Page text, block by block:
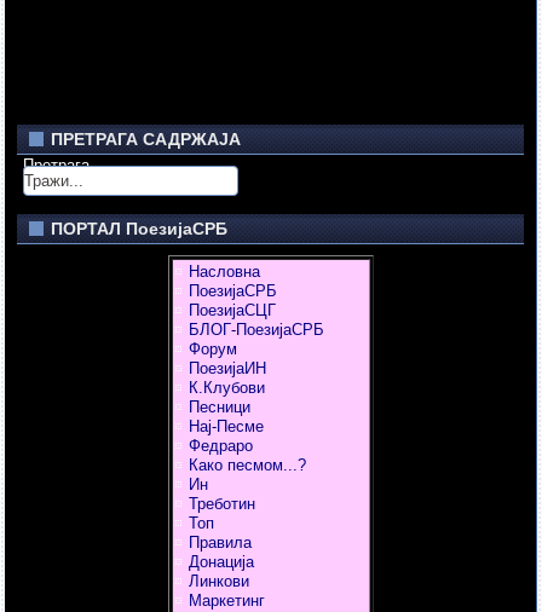
ПРЕТРАГА САДРЖАЈА
Претрага
ПОРТАЛ ПоезијаСРБ
Насловна
ПоезијаСРБ
ПоезијаСЦГ
БЛОГ-ПоезијаСРБ
Форум
ПоезијаИН
К.Клубови
Песници
Нај-Песме
Федраро
Како песмом...?
Ин
Треботин
Топ
Правила
Донација
Линкови
Маркетинг